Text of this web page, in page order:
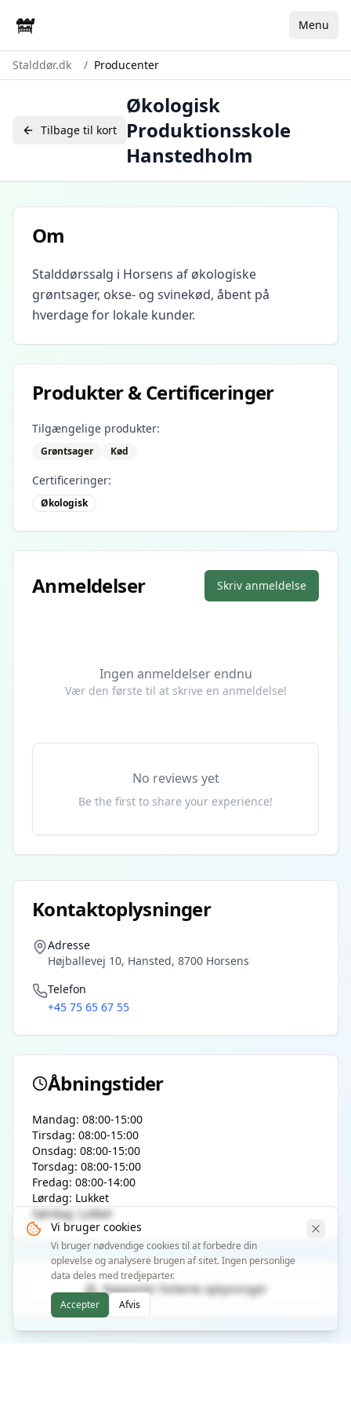
Menu
Stalddør.dk / Producenter
Tilbage til kort
Økologisk
Produktionsskole
Hanstedholm
Om
Stalddørssalg i Horsens af økologiske
grøntsager, okse- og svinekød, åbent på
hverdage for lokale kunder.
Produkter & Certificeringer
Tilgængelige produkter:
Grøntsager Kød
Certificeringer:
Økologisk
Anmeldelser Skriv anmeldelse
Ingen anmeldelser endnu
Vær den første til at skrive en anmeldelse!
No reviews yet
Be the first to share your experience!
Kontaktoplysninger
Adresse
Højballevej 10, Hansted, 8700 Horsens
Telefon
+45 75 65 67 55
Åbningstider
Mandag: 08:00-15:00
Tirsdag: 08:00-15:00
Onsdag: 08:00-15:00
Torsdag: 08:00-15:00
Fredag: 08:00-14:00
Lørdag: Lukket
Søndag: Lukket
Rapporter forkerte oplysninger
Vi bruger cookies
Vi bruger nødvendige cookies til at forbedre din
oplevelse og analysere brugen af sitet. Ingen personlige
data deles med tredjeparter.
Accepter Afvis